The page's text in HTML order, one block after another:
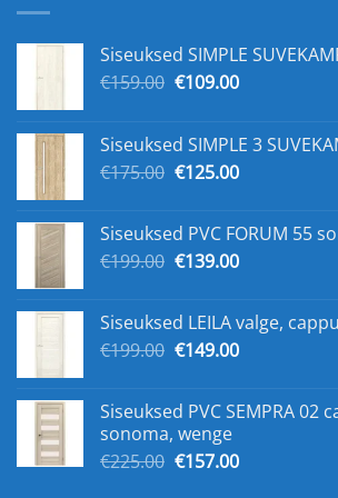
Siseuksed SIMPLE
€159.00 Algne
€159.00.
€109.00Praegune
€109.00.
Siseuksed SIMPLE 3
€175.00 Algne
€175.00.
€125.00Praegune
€125.00.
Siseuksed PVC FORUM 55
€199.00 Algne
€199.00.
€139.00Praegune
€139.00.
Siseuksed LEILA valge,
€199.00 Algne
€199.00.
€149.00Praegune
€149.00.
Siseuksed PVC SEMPRA 02
sonoma, wenge
€225.00 Algne
€157.00Praegune